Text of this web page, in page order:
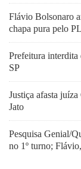
Flávio Bolsonaro
chapa pura pelo PL
Prefeitura
SP
Justiça afasta
Jato
Pesquisa Genial/
no 1º turno;